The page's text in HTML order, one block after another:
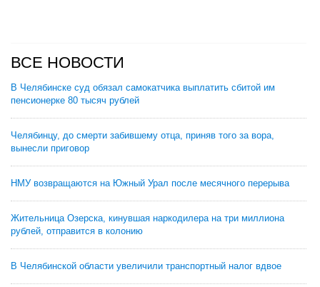
ВСЕ НОВОСТИ
В Челябинске суд обязал самокатчика выплатить сбитой им
пенсионерке 80 тысяч рублей
Челябинцу, до смерти забившему отца, приняв того за вора,
вынесли приговор
НМУ возвращаются на Южный Урал после месячного перерыва
Жительница Озерска, кинувшая наркодилера на три миллиона
рублей, отправится в колонию
В Челябинской области увеличили транспортный налог вдвое